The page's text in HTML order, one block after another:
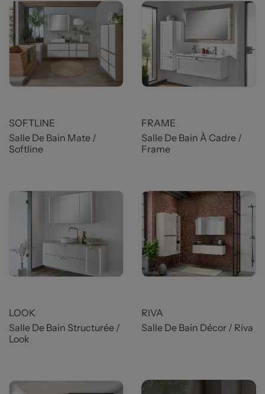
SOFTLINE
Salle De Bain Mate /
Softline
FRAME
Salle De Bain À Cadre /
Frame
LOOK
Salle De Bain Structurée /
Look
RIVA
Salle De Bain Décor / Riva